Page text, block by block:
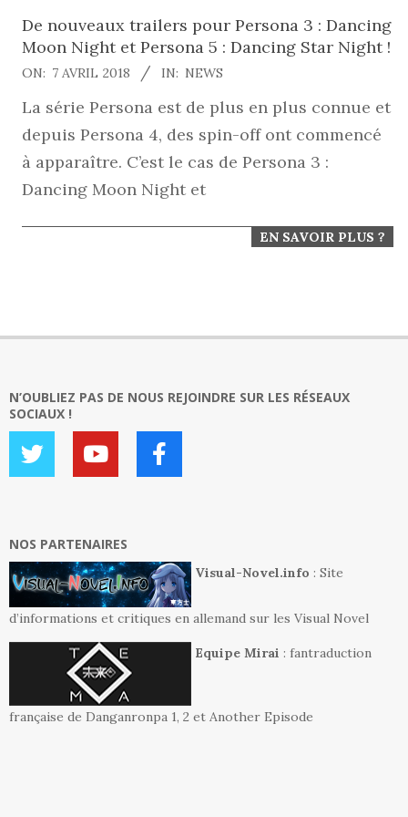
De nouveaux trailers pour Persona 3 : Dancing
Moon Night et Persona 5 : Dancing Star Night !
2018-
04-
07
ON: 7 AVRIL 2018 IN: NEWS
La série Persona est de plus en plus connue et
depuis Persona 4, des spin-off ont commencé
à apparaître. C’est le cas de Persona 3 :
Dancing Moon Night et
EN SAVOIR PLUS ?
N’OUBLIEZ PAS DE NOUS REJOINDRE SUR LES RÉSEAUX
SOCIAUX !
NOS PARTENAIRES
Visual-Novel.info : Site
d’informations et critiques en allemand sur les Visual Novel
Equipe Mirai : fantraduction
française de Danganronpa 1, 2 et Another Episode